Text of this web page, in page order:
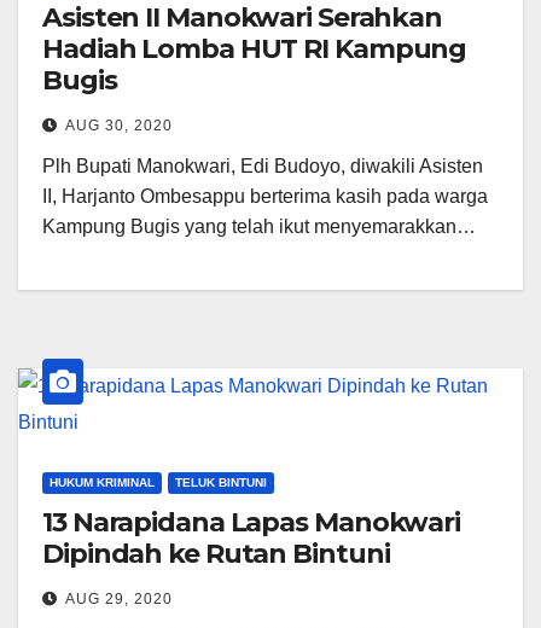
Asisten II Manokwari Serahkan
Hadiah Lomba HUT RI Kampung
Bugis
AUG 30, 2020
Plh Bupati Manokwari, Edi Budoyo, diwakili Asisten
II, Harjanto Ombesappu berterima kasih pada warga
Kampung Bugis yang telah ikut menyemarakkan…
HUKUM KRIMINAL TELUK BINTUNI
13 Narapidana Lapas Manokwari
Dipindah ke Rutan Bintuni
AUG 29, 2020